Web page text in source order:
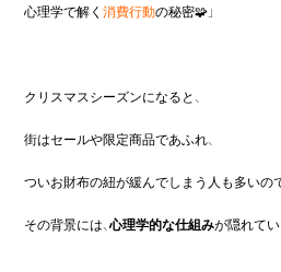
心理学で解く消費行動の秘密🧩」
クリスマスシーズンになると、
街はセールや限定商品であふれ、
ついお財布の紐が緩んでしまう人も多いの
その背景には、心理学的な仕組みが隠れて